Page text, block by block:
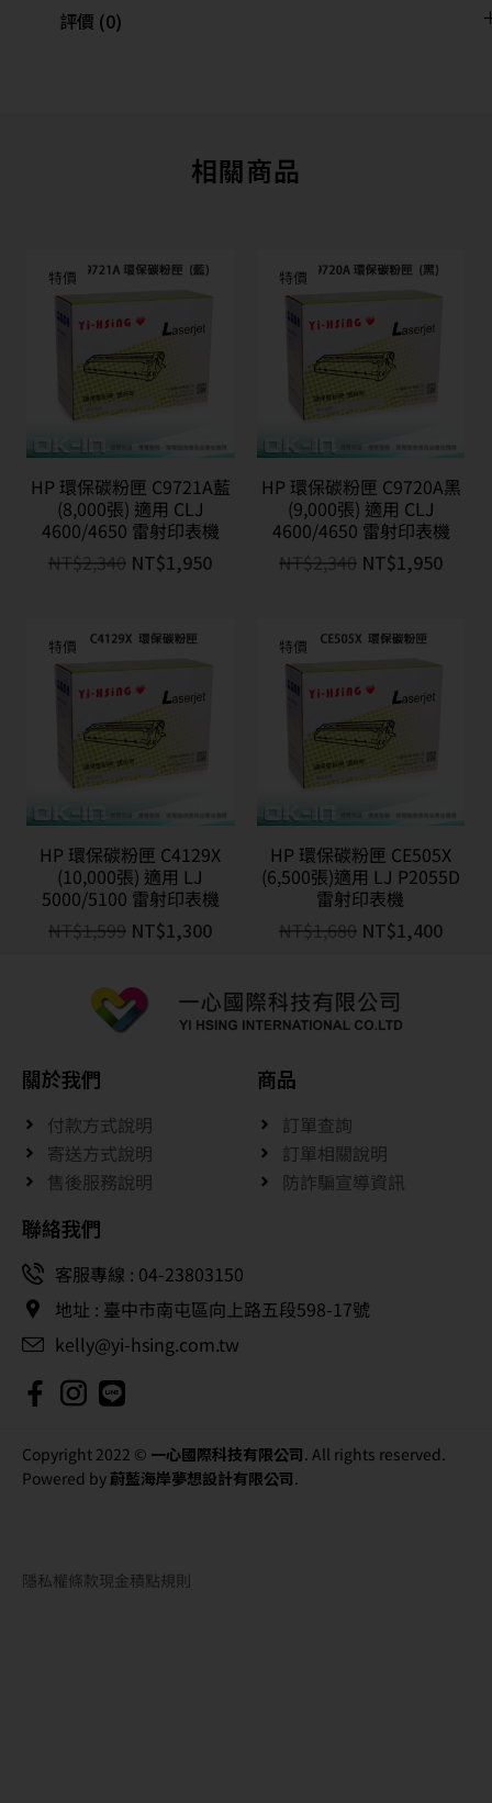
評價 (0)
相關商品
特價
HP 環保碳粉匣 C9721A藍
(8,000張) 適用 CLJ
4600/4650 雷射印表機
NT$2,340 NT$1,950
特價
HP 環保碳粉匣 C9720A黑
(9,000張) 適用 CLJ
4600/4650 雷射印表機
NT$2,340 NT$1,950
特價
HP 環保碳粉匣 C4129X
(10,000張) 適用 LJ
5000/5100 雷射印表機
NT$1,599 NT$1,300
特價
HP 環保碳粉匣 CE505X
(6,500張)適用 LJ P2055D
雷射印表機
NT$1,680 NT$1,400
關於我們
付款方式說明
寄送方式說明
售後服務說明
商品
訂單查詢
訂單相關說明
防詐騙宣導資訊
聯絡我們
客服專線 : 04-23803150
地址 : 臺中市南屯區向上路五段598-17號
kelly@yi-hsing.com.tw
Copyright 2022 © 一心國際科技有限公司. All rights reserved.
Powered by蔚藍海岸夢想設計有限公司.
隱私權條款現金積點規則